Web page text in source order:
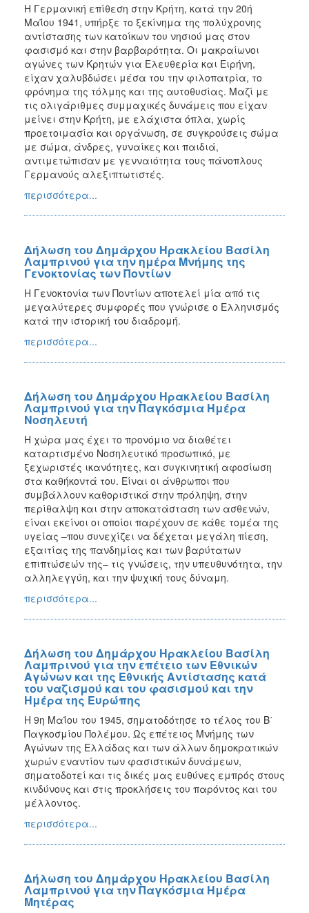
H Γερμανική επίθεση στην Κρήτη, κατά την 20ή
Μαΐου 1941, υπήρξε το ξεκίνημα της πολύχρονης
αντίστασης των κατοίκων του νησιού μας στον
φασισμό και στην βαρβαρότητα. Οι μακραίωνοι
αγώνες των Κρητών για Ελευθερία και Ειρήνη,
είχαν χαλυβδώσει μέσα του την φιλοπατρία, το
φρόνημα της τόλμης και της αυτοθυσίας. Μαζί με
τις ολιγάριθμες συμμαχικές δυνάμεις που είχαν
μείνει στην Κρήτη, με ελάχιστα όπλα, χωρίς
προετοιμασία και οργάνωση, σε συγκρούσεις σώμα
με σώμα, άνδρες, γυναίκες και παιδιά,
αντιμετώπισαν με γενναιότητα τους πάνοπλους
Γερμανούς αλεξιπτωτιστές.
περισσότερα...
Δήλωση του Δημάρχου Ηρακλείου Βασίλη
Λαμπρινού για την ημέρα Μνήμης της
Γενοκτονίας των Ποντίων
Η Γενοκτονία των Ποντίων αποτελεί μία από τις
μεγαλύτερες συμφορές που γνώρισε ο Ελληνισμός
κατά την ιστορική του διαδρομή.
περισσότερα...
Δήλωση του Δημάρχου Ηρακλείου Βασίλη
Λαμπρινού για την Παγκόσμια Ημέρα
Νοσηλευτή
Η χώρα μας έχει το προνόμιο να διαθέτει
καταρτισμένο Νοσηλευτικό προσωπικό, με
ξεχωριστές ικανότητες, και συγκινητική αφοσίωση
στα καθήκοντά του. Είναι οι άνθρωποι που
συμβάλλουν καθοριστικά στην πρόληψη, στην
περίθαλψη και στην αποκατάσταση των ασθενών,
είναι εκείνοι οι οποίοι παρέχουν σε κάθε τομέα της
υγείας –που συνεχίζει να δέχεται μεγάλη πίεση,
εξαιτίας της πανδημίας και των βαρύτατων
επιπτώσεών της– τις γνώσεις, την υπευθυνότητα, την
αλληλεγγύη, και την ψυχική τους δύναμη.
περισσότερα...
Δήλωση του Δημάρχου Ηρακλείου Βασίλη
Λαμπρινού για την επέτειο των Εθνικών
Αγώνων και της Εθνικής Αντίστασης κατά
του ναζισμού και του φασισμού και την
Ημέρα της Ευρώπης
Η 9η Μαΐου του 1945, σηματοδότησε το τέλος του Β΄
Παγκοσμίου Πολέμου. Ως επέτειος Μνήμης των
Αγώνων της Ελλάδας και των άλλων δημοκρατικών
χωρών εναντίον των φασιστικών δυνάμεων,
σηματοδοτεί και τις δικές μας ευθύνες εμπρός στους
κινδύνους και στις προκλήσεις του παρόντος και του
μέλλοντος.
περισσότερα...
Δήλωση του Δημάρχου Ηρακλείου Βασίλη
Λαμπρινού για την Παγκόσμια Ημέρα
Μητέρας